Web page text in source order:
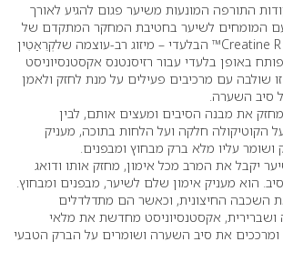
התורפה המונעות משיער פגום להגיע לאורך
עם המומחים לשיער בחטיבת המחקר המתקדם של
לוריאל, הם פיתחו את Creatine R™ הבלעדי – מיזוג רב-עוצמה שלקְרֵאַטִין
באופן בלעדי עבור רזיסנטנס אקסטנסיוניסט
זו שולבה עם מרכיבים פעילים על מנת לחזק ולאמן
סיב השערה.
את מבנה הסיבים ומעצים אותם, לבין
הקוטיקולה חלקה ועל הלחות בתוכה, מעניק
ושומר עליו מלא ברק מבחוץ ומבפנים.
יקבל את המרב מכל אימון, מחזק אותו ודואג
הוא מעניק אימון שלם לשיער, מבפנים ומבחוץ.
השכבה החיצונית, וכאשר הם מתדלדלים
ושברירית, אקסטנסיוניסט מחדשת את מלאי
את סיב השערה ושומרים על הברק הטבעי